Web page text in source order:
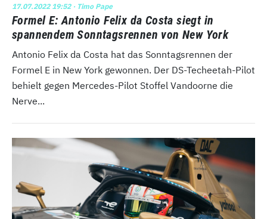
17.07.2022 19:52· Timo Pape
Formel E: Antonio Felix da Costa siegt in
spannendem Sonntagsrennen von New York
Antonio Felix da Costa hat das Sonntagsrennen der
Formel E in New York gewonnen. Der DS-Techeetah-Pilot
behielt gegen Mercedes-Pilot Stoffel Vandoorne die
Nerve...